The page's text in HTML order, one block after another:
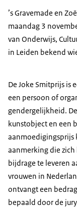
’s Gravemade en
maandag 3
van Onderwijs,
in Leiden bekend
De Joke Smitprijs is
een persoon of
gendergelijkheid.
kunstobject en een
aanmoedigingsprijs
aanmerking die zich
bijdrage te leveren
vrouwen in
ontvangt een
bepaald door de